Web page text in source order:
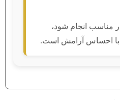
مناسب انجام شود،
با احساس آرامش است.